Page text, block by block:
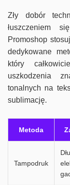
Zły dobór
łuszczeniem
Promoshop
dedykowane
który
uszkodzenia
tonalnych na
sublimację.
Metoda
Tampodruk